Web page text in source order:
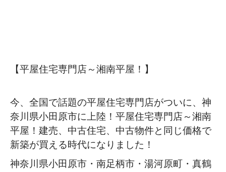
【平屋住宅専門店～湘南平屋！】
今、全国で話題の平屋住宅専門店がついに、神
奈川県小田原市に上陸！平屋住宅専門店～湘南
平屋！建売、中古住宅、中古物件と同じ価格で
新築が買える時代になりました！
神奈川県小田原市・南足柄市・湯河原町・真鶴